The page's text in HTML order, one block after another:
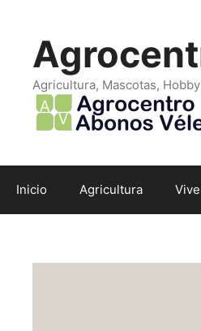
contenido
Agricultura, Mascotas, Hobby
Inicio Agricultura